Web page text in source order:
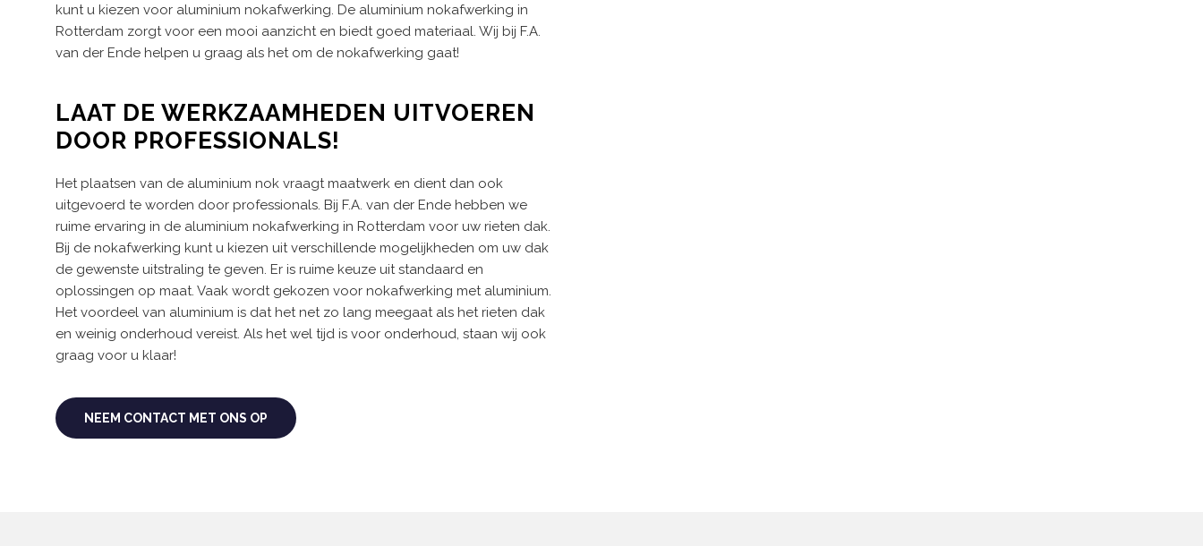
kunt u kiezen voor aluminium nokafwerking. De aluminium nokafwerking in
Rotterdam zorgt voor een mooi aanzicht en biedt goed materiaal. Wij bij F.A.
van der Ende helpen u graag als het om de nokafwerking gaat!
LAAT DE WERKZAAMHEDEN UITVOEREN
DOOR PROFESSIONALS!
Het plaatsen van de aluminium nok vraagt maatwerk en dient dan ook
uitgevoerd te worden door professionals. Bij F.A. van der Ende hebben we
ruime ervaring in de aluminium nokafwerking in Rotterdam voor uw rieten dak.
Bij de nokafwerking kunt u kiezen uit verschillende mogelijkheden om uw dak
de gewenste uitstraling te geven. Er is ruime keuze uit standaard en
oplossingen op maat. Vaak wordt gekozen voor nokafwerking met aluminium.
Het voordeel van aluminium is dat het net zo lang meegaat als het rieten dak
en weinig onderhoud vereist. Als het wel tijd is voor onderhoud, staan wij ook
graag voor u klaar!
NEEM CONTACT MET ONS OP